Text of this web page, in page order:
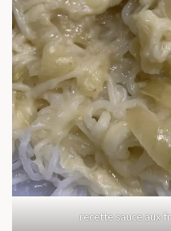
recette sauce aux